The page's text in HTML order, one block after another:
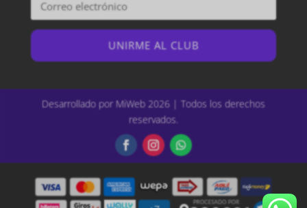
UNIRME AL CLUB
Desarrollado por MiWeb 2026 | Todos los derechos
reservados.